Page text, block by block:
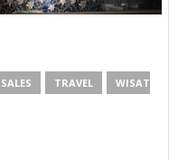
SALES TRAVEL
WISAT